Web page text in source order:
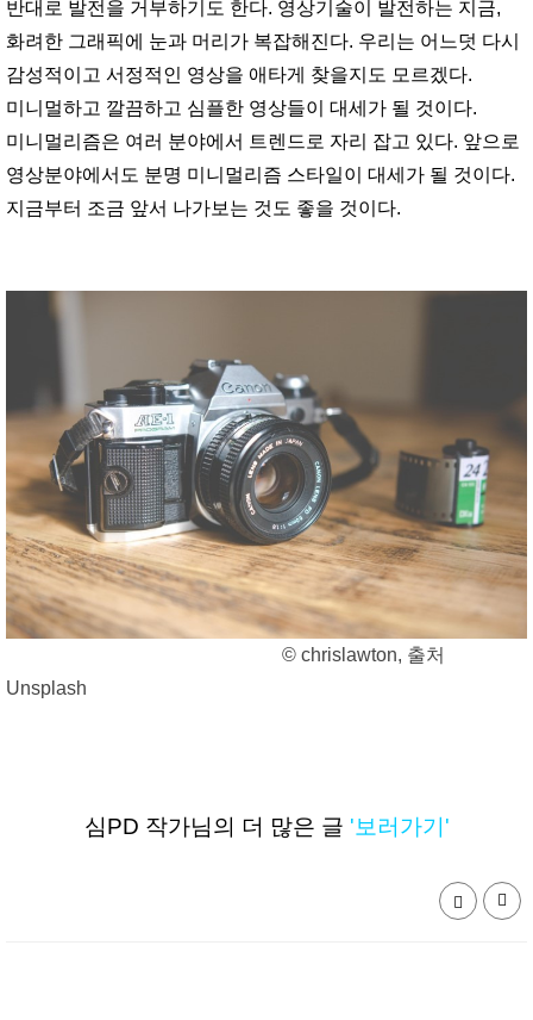
반대로 발전을 거부하기도 한다. 영상기술이 발전하는 지금,
화려한 그래픽에 눈과 머리가 복잡해진다. 우리는 어느덧 다시
감성적이고 서정적인 영상을 애타게 찾을지도 모르겠다.
미니멀하고 깔끔하고 심플한 영상들이 대세가 될 것이다.
미니멀리즘은 여러 분야에서 트렌드로 자리 잡고 있다. 앞으로
영상분야에서도 분명 미니멀리즘 스타일이 대세가 될 것이다.
지금부터 조금 앞서 나가보는 것도 좋을 것이다.
© chrislawton, 출처
Unsplash
심PD 작가님의 더 많은 글 '보러가기'